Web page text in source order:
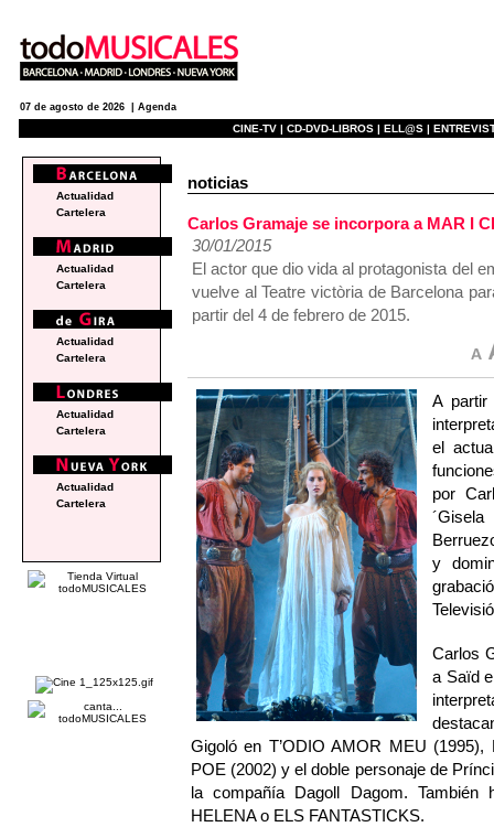
07 de agosto de 2026 | Agenda
CINE-TV | CD-DVD-LIBROS | ELL@S |
noticias
Carlos Gramaje se incorpora a MAR I
30/01/2015
El actor que dio vida al protagonista del
vuelve al Teatre victòria de Barcelona
partir del 4 de febrero de 2015.
A
el
por
y
Carlos
a Saïd
Gigoló en T’ODIO AMOR MEU
POE (2002) y el doble personaje de
la compañía Dagoll Dagom.
HELENA o ELS FANTASTICKS.
Actualidad
Cartelera
Actualidad
Cartelera
Actualidad
Cartelera
Actualidad
Cartelera
Actualidad
Cartelera